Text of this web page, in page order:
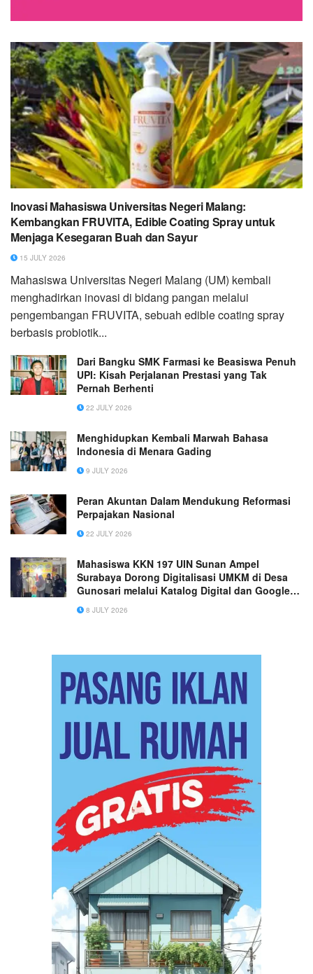
Inovasi Mahasiswa Universitas Negeri Malang:
Kembangkan FRUVITA, Edible Coating Spray untuk
Menjaga Kesegaran Buah dan Sayur
15 JULY 2026
Mahasiswa Universitas Negeri Malang (UM) kembali
menghadirkan inovasi di bidang pangan melalui
pengembangan FRUVITA, sebuah edible coating spray
berbasis probiotik...
Dari Bangku SMK Farmasi ke Beasiswa Penuh
UPI: Kisah Perjalanan Prestasi yang Tak
Pernah Berhenti
22 JULY 2026
Menghidupkan Kembali Marwah Bahasa
Indonesia di Menara Gading
9 JULY 2026
Peran Akuntan Dalam Mendukung Reformasi
Perpajakan Nasional
22 JULY 2026
Mahasiswa KKN 197 UIN Sunan Ampel
Surabaya Dorong Digitalisasi UMKM di Desa
Gunosari melalui Katalog Digital dan Google
Maps
8 JULY 2026